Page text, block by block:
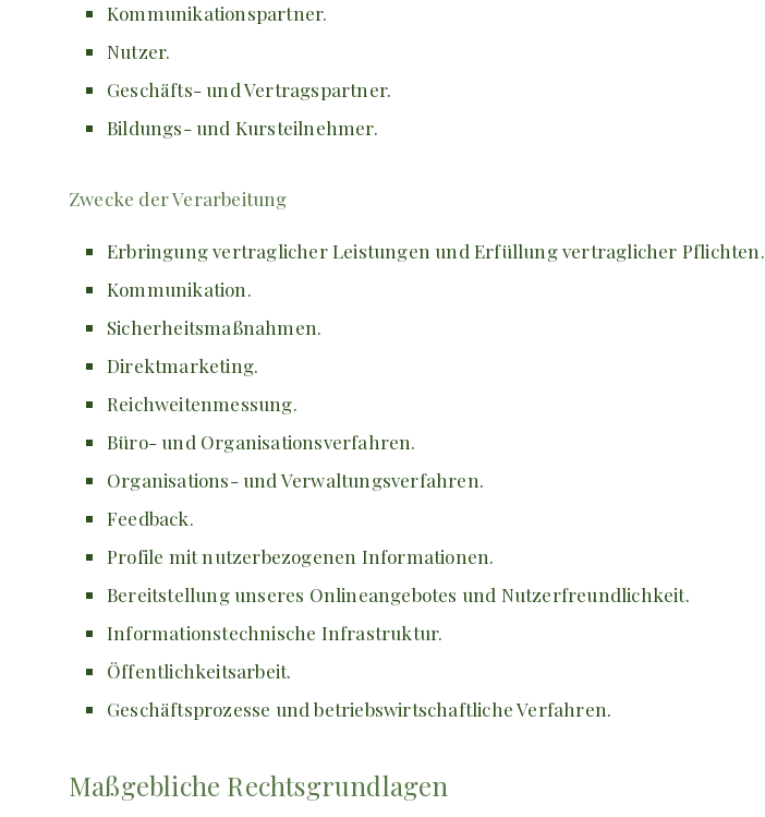
Kommunikationspartner.
Nutzer.
Geschäfts- und Vertragspartner.
Bildungs- und Kursteilnehmer.
Zwecke der Verarbeitung
Erbringung vertraglicher Leistungen und Erfüllung vertraglicher Pflichten.
Kommunikation.
Sicherheitsmaßnahmen.
Direktmarketing.
Reichweitenmessung.
Büro- und Organisationsverfahren.
Organisations- und Verwaltungsverfahren.
Feedback.
Profile mit nutzerbezogenen Informationen.
Bereitstellung unseres Onlineangebotes und Nutzerfreundlichkeit.
Informationstechnische Infrastruktur.
Öffentlichkeitsarbeit.
Geschäftsprozesse und betriebswirtschaftliche Verfahren.
Maßgebliche Rechtsgrundlagen